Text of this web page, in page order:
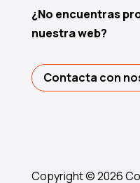
¿No encuentras
nuestra web?
Contacta con
Copyright © 2026